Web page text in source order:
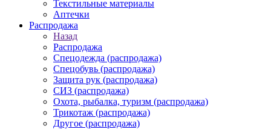
Текстильные материалы
Аптечки
Распродажа
Назад
Распродажа
Спецодежда (распродажа)
Спецобувь (распродажа)
Защита рук (распродажа)
СИЗ (распродажа)
Охота, рыбалка, туризм (распродажа)
Трикотаж (распродажа)
Другое (распродажа)